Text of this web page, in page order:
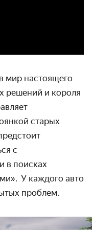
мир настоящего
решений и короля
старых
с
в поисках
У каждого авто
проблем.